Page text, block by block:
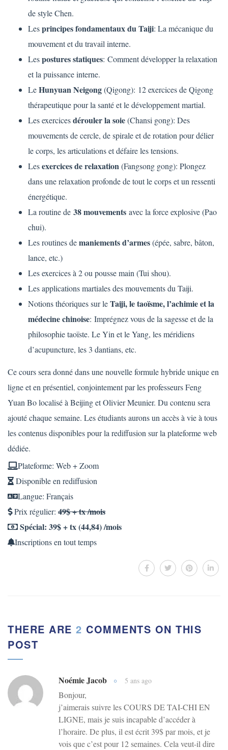
de style Chen.
Lesprincipes fondamentaux du Taiji: La mécanique du
mouvement et du travail interne.
Lespostures statiques: Comment développer la relaxation
et la puissance interne.
LeHunyuan Neigong(Qigong): 12 exercices de Qigong
thérapeutique pour la santé et le développement martial.
Les exercicesdérouler la soie(Chansi gong): Des
mouvements de cercle, de spirale et de rotation pour délier
le corps, les articulations et défaire les tensions.
Lesexercices de relaxation(Fangsong gong): Plongez
dans une relaxation profonde de tout le corps et un ressenti
énergétique.
La routine de 38 mouvements avec la force explosive (Pao
chui).
Les routines demaniements d’armes(épée, sabre, bâton,
lance, etc.)
Les exercices à 2 ou pousse main (Tui shou).
Les applications martiales des mouvements du Taiji.
Notions théoriques sur leTaiji, le taoïsme, l’achimie et la
médecine chinoise: Imprégnez vous de la sagesse et de la
philosophie taoïste. Le Yin et le Yang, les méridiens
d’acupuncture, les 3 dantians, etc.
Ce cours sera donné dans une nouvelle formule hybride unique en
ligne et en présentiel, conjointement par les professeurs Feng
Yuan Bo localisé à Beijing et Olivier Meunier. Du contenu sera
ajouté chaque semaine. Les étudiants aurons un accès à vie à tous
les contenus disponibles pour la rediffusion sur la plateforme web
dédiée.
Plateforme: Web + Zoom
Disponible en rediffusion
Langue: Français
Prix régulier: 49$ + tx /mois
Spécial: 39$ + tx (44,84) /mois
Inscriptions en tout temps
THERE ARE 2 COMMENTS ON THIS
POST
Noémie Jacob 5 ans ago
Bonjour,
j’aimerais suivre les COURS DE TAI-CHI EN
LIGNE, mais je suis incapable d’accéder à
l’horaire. De plus, il est écrit 39$ par mois, et je
vois que c’est pour 12 semaines. Cela veut-il dire